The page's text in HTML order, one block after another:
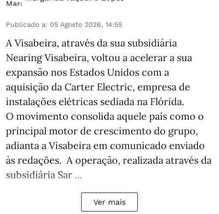
Publicado a: 05 Agosto 2026, 14:55
A Visabeira, através da sua subsidiária
Nearing Visabeira, voltou a acelerar a sua
expansão nos Estados Unidos com a
aquisição da Carter Electric, empresa de
instalações elétricas sediada na Flórida.
O movimento consolida aquele país como o
principal motor de crescimento do grupo,
adianta a Visabeira em comunicado enviado
às redações. A operação, realizada através da
subsidiária Sar ...
Ver mais